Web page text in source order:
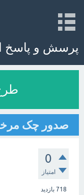
پرسش و پاسخ
صدور چک
0
امتیاز
718 بازدید